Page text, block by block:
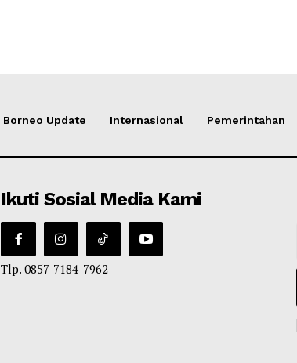
Borneo Update Internasional Pemerintahan
Ikuti Sosial Media Kami
Tlp. 0857-7184-7962